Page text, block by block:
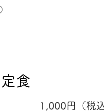
食
1,000円（税込